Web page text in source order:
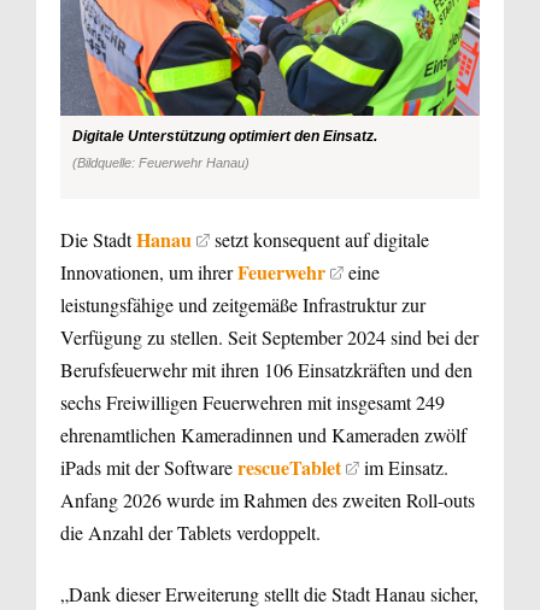
Digitale Unterstützung optimiert den Einsatz.
(Bildquelle: Feuerwehr Hanau)
Die StadtHanau
setzt konsequent auf digitale
Innovationen, um ihrerFeuerwehr
eine
leistungsfähige und zeitgemäße Infrastruktur zur
Verfügung zu stellen. Seit September 2024 sind bei der
Berufsfeuerwehr mit ihren 106 Einsatzkräften und den
sechs Freiwilligen Feuerwehren mit insgesamt 249
ehrenamtlichen Kameradinnen und Kameraden zwölf
iPads mit der Softwarerescue­Tablet
im Einsatz.
Anfang 2026 wurde im Rahmen des zweiten Roll-outs
die Anzahl der Tablets verdoppelt.
„Dank dieser Erweiterung stellt die Stadt Hanau sicher,